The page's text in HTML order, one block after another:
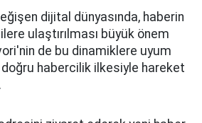
dijital dünyasında, haberin
ulaştırılması büyük önem
de bu dinamiklere uyum
doğru habercilik ilkesiyle hareket